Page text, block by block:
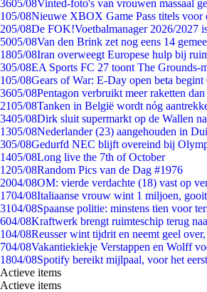
3605/08Vinted-foto's van vrouwen massaal
105/08Nieuwe XBOX Game Pass titels voor
205/08De FOK!Voetbalmanager 2026/2027
5005/08Van den Brink zet nog eens 14
1805/08Iran overweegt Europese hulp bij
305/08EA Sports FC 27 toont The Grounds-
105/08Gears of War: E-Day open beta begint
3605/08Pentagon verbruikt meer raketten
2105/08Tanken in België wordt nóg
3405/08Dirk sluit supermarkt op de Wallen
1305/08Nederlander (23) aangehouden in
305/08Gedurfd NEC blijft overeind bij
1405/08Long live the 7th of October
1205/08Random Pics van de Dag #1976
2004/08OM: vierde verdachte (18) vast op
1704/08Italiaanse vrouw wint 1 miljoen,
3104/08Spaanse politie: minstens tien voor
604/08Kraftwerk brengt ruimteschip terug
104/08Reusser wint tijdrit en neemt geel
704/08Vakantiekiekje Verstappen en Wolff
1804/08Spotify bereikt mijlpaal, voor het
Actieve items
Actieve items